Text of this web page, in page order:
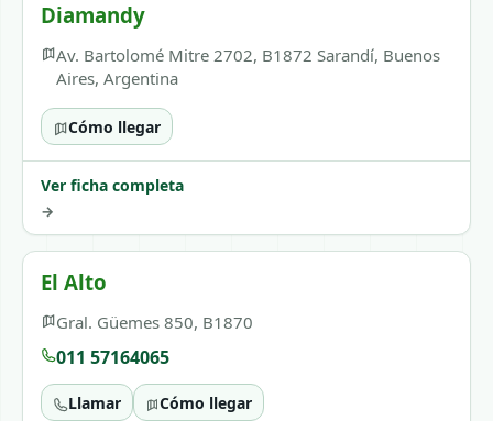
Diamandy
Av. Bartolomé Mitre 2702, B1872 Sarandí, Buenos
Aires, Argentina
Cómo llegar
Ver ficha completa
→
El Alto
Gral. Güemes 850, B1870
011 57164065
Llamar Cómo llegar